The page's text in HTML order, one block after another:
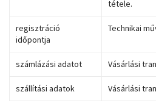
tétele.
regisztráció
időpontja
Technikai
számlázási adatot Vásárlási
szállítási adatok Vásárlási